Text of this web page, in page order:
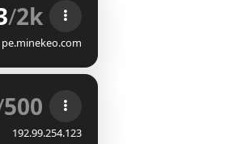
/2k
pe.minekeo.com
500
192.99.254.123